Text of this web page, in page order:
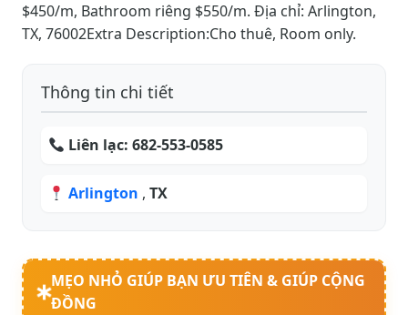
$450/m, Bathroom riêng $550/m. Địa chỉ: Arlington,
TX, 76002Extra Description:Cho thuê, Room only.
Thông tin chi tiết
Liên lạc:682-553-0585
Arlington ,TX
MẸO NHỎ GIÚP BẠN ƯU TIÊN & GIÚP CỘNG
ĐỒNG